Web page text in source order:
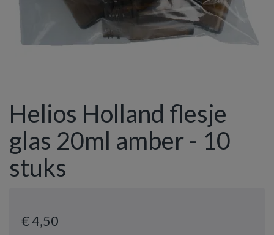
Helios Holland flesje
glas 20ml amber - 10
stuks
€ 4,50